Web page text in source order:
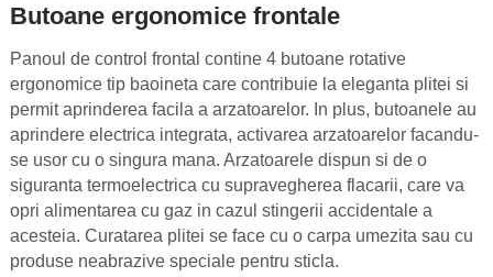
Butoane ergonomice frontale
Panoul de control frontal contine 4 butoane rotative
ergonomice tip baoineta care contribuie la eleganta plitei si
permit aprinderea facila a arzatoarelor. In plus, butoanele au
aprindere electrica integrata, activarea arzatoarelor facandu-
se usor cu o singura mana. Arzatoarele dispun si de o
siguranta termoelectrica cu supravegherea flacarii, care va
opri alimentarea cu gaz in cazul stingerii accidentale a
acesteia. Curatarea plitei se face cu o carpa umezita sau cu
produse neabrazive speciale pentru sticla.